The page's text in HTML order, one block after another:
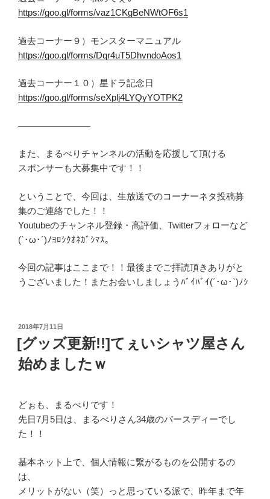
https://goo.gl/forms/vaz1CKgBeNWtOF6s1
過去コーナー９）モンスターマニュアル
https://goo.gl/forms/Dqr4uT5DhvndoAos1
過去コーナー１０）星ドラ記念日
https://goo.gl/forms/seXplj4LYQyYOTPK2
————————
また、まるべりチャンネルの活動を応援して頂ける
スポンサーも大募集中です！！
ということで、今回は、生放送でのコーナーネタ投稿募
集のご連絡でした！！
Youtubeのチャンネル登録・高評価、Twitterフォローなど
(`･ω･´)ﾉﾖﾛｼｸｵﾈｶﾞｼﾏｽ。
今回の記事はここまで！！最後までご拝読頂きありがと
うございました！またお会いしましょうﾊﾞｲﾊﾞｲ(´･ω･`)ﾉｼ
投
稿
日:
2018年7月11日
[グッズ更新!!]てぇいシャツ屋さん
始めましたｗ
どぉも、まるべりです！
先日7月5日は、まるべりさん34歳のバースディーでし
た！！
基本ネット上で、個人情報に繋がるものを公開するの
は、
メリットがない（笑）っと思っている派で、昨年まで年